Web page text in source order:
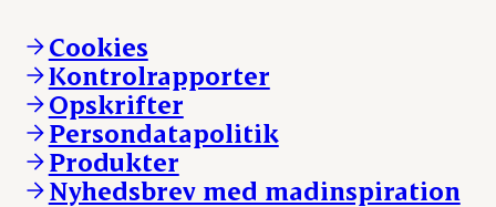
Vores resultater
Vores lokationer
Kontakt
Andelsejere - kreatur
Danishcrownprofessional.com
DAT-Schaub.com
ESS-FOOD.com
Fonden Dansk Gastronomi
KLS.se
nordicspoor.com
Scanhide.dk
Cookies
Kontrolrapporter
Opskrifter
Persondatapolitik
Produkter
Nyhedsbrev med madinspiration